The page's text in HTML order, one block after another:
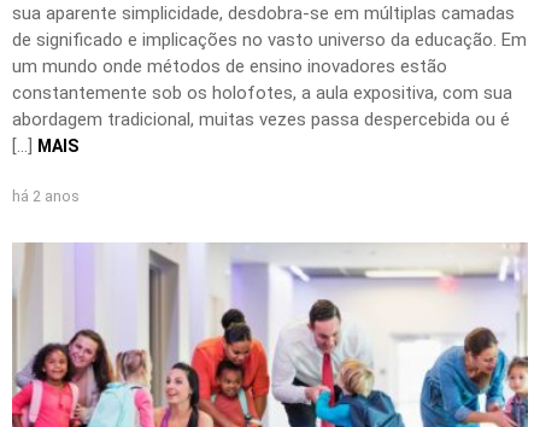
sua aparente simplicidade, desdobra-se em múltiplas camadas
de significado e implicações no vasto universo da educação. Em
um mundo onde métodos de ensino inovadores estão
constantemente sob os holofotes, a aula expositiva, com sua
abordagem tradicional, muitas vezes passa despercebida ou é
[…]
MAIS
há 2 anos